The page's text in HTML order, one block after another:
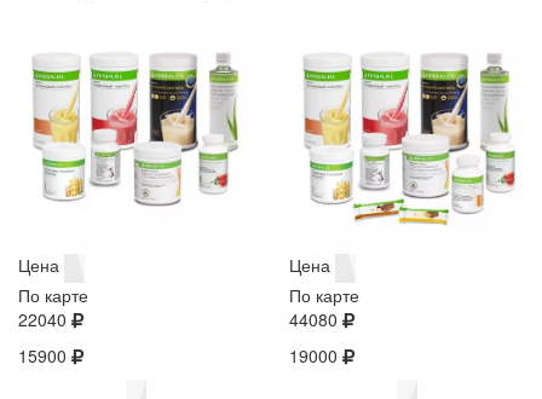
Цена
По карте
22040
15900
Цена
По карте
44080
19000